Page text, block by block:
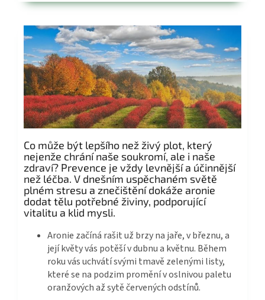
Co může být lepšího než živý plot, který
nejenže chrání naše soukromí, ale i naše
zdraví? Prevence je vždy levnější a účinnější
než léčba. V dnešním uspěchaném světě
plném stresu a znečištění dokáže aronie
dodat tělu potřebné živiny, podporující
vitalitu a klid mysli.
Aronie začíná rašit už brzy na jaře, v březnu, a
její květy vás potěší v dubnu a květnu. Během
roku vás uchvátí svými tmavě zelenými listy,
které se na podzim promění v oslnivou paletu
oranžových až sytě červených odstínů.